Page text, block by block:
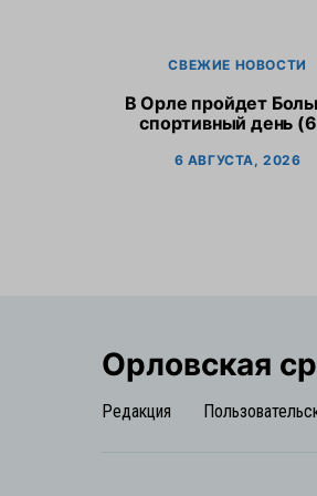
СВЕЖИЕ НОВОСТИ
В Орле пройдет
спортивный день
6 АВГУСТА, 2026
Орловская
Редакция